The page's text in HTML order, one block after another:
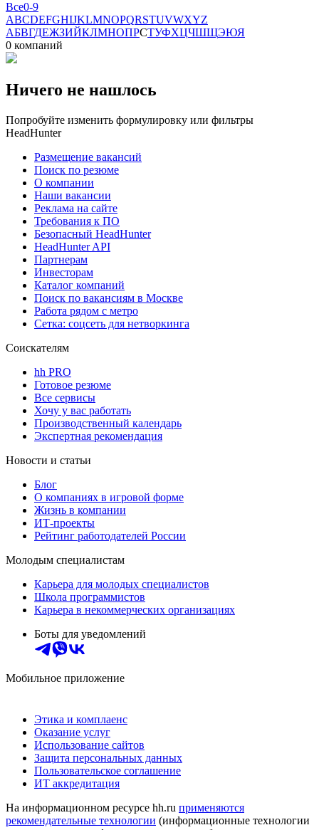
Все0-9
ABCDEFGHIJKLMNOPQRSTUVWXYZ
АБВГДЕЖЗИЙКЛМНОПРСТУФХЦЧШЩЭЮЯ
0 компаний
Ничего не нашлось
Попробуйте изменить формулировку или фильтры
HeadHunter
Размещение вакансий
Поиск по резюме
О компании
Наши вакансии
Реклама на сайте
Требования к ПО
Безопасный HeadHunter
HeadHunter API
Партнерам
Инвесторам
Каталог компаний
Поиск по вакансиям в Москве
Работа рядом с метро
Сетка: соцсеть для нетворкинга
Соискателям
hh PRO
Готовое резюме
Все сервисы
Хочу у вас работать
Производственный календарь
Экспертная рекомендация
Новости и статьи
Блог
О компаниях в игровой форме
Жизнь в компании
ИТ-проекты
Рейтинг работодателей России
Молодым специалистам
Карьера для молодых специалистов
Школа программистов
Карьера в некоммерческих организациях
Боты для уведомлений
Мобильное приложение
Этика и комплаенс
Оказание услуг
Использование сайтов
Защита персональных данных
Пользовательское соглашение
ИТ аккредитация
На информационном ресурсе hh.ru применяются
рекомендательные технологии (информационные технологии